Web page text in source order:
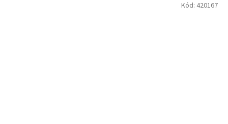
Kód: 420167